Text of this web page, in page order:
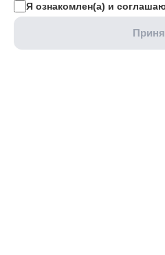
Я ознакомлен(а) и